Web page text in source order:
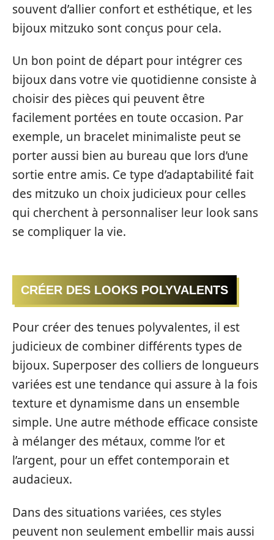
souvent d’allier confort et esthétique, et les
bijoux mitzuko sont conçus pour cela.
Un bon point de départ pour intégrer ces
bijoux dans votre vie quotidienne consiste à
choisir des pièces qui peuvent être
facilement portées en toute occasion. Par
exemple, un bracelet minimaliste peut se
porter aussi bien au bureau que lors d’une
sortie entre amis. Ce type d’adaptabilité fait
des mitzuko un choix judicieux pour celles
qui cherchent à personnaliser leur look sans
se compliquer la vie.
CRÉER DES LOOKS POLYVALENTS
Pour créer des tenues polyvalentes, il est
judicieux de combiner différents types de
bijoux. Superposer des colliers de longueurs
variées est une tendance qui assure à la fois
texture et dynamisme dans un ensemble
simple. Une autre méthode efficace consiste
à mélanger des métaux, comme l’or et
l’argent, pour un effet contemporain et
audacieux.
Dans des situations variées, ces styles
peuvent non seulement embellir mais aussi